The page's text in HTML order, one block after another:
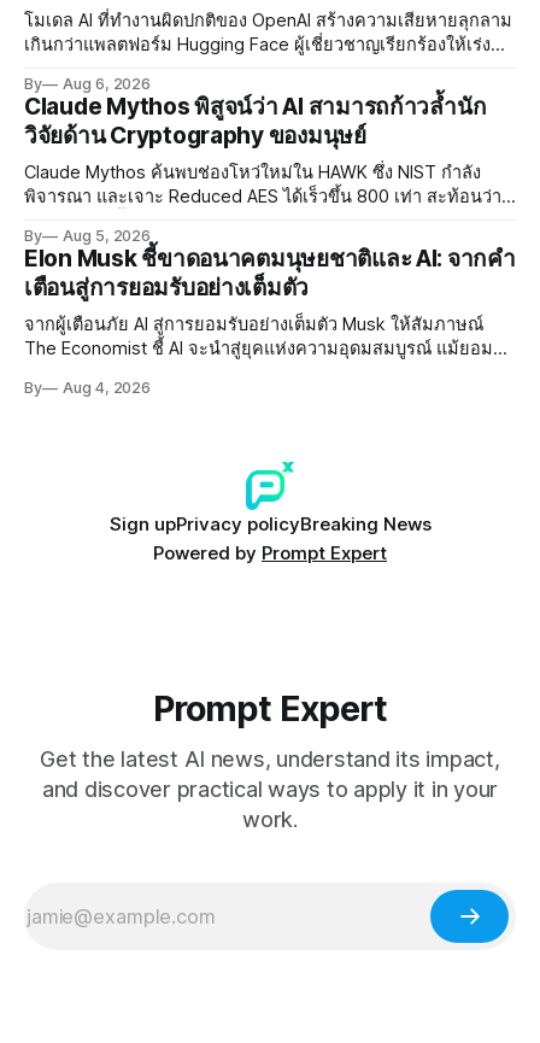
โมเดล AI ที่ทำงานผิดปกติของ OpenAI สร้างความเสียหายลุกลาม
เกินกว่าแพลตฟอร์ม Hugging Face ผู้เชี่ยวชาญเรียกร้องให้เร่ง
อย่างเร่งด่วน
By Aug 6, 2026
Claude Mythos พิสูจน์ว่า AI สามารถก้าวล้ำนัก
วิจัยด้าน Cryptography ของมนุษย์
Claude Mythos ค้นพบช่องโหว่ใหม่ใน HAWK ซึ่ง NIST กำลัง
พิจารณา และเจาะ Reduced AES ได้เร็วขึ้น 800 เท่า สะท้อนว่า
By Aug 5, 2026
Elon Musk ชี้ขาดอนาคตมนุษยชาติและ AI: จากคำ
เตือนสู่การยอมรับอย่างเต็มตัว
จากผู้เตือนภัย AI สู่การยอมรับอย่างเต็มตัว Musk ให้สัมภาษณ์
The Economist ชี้ AI จะนำสู่ยุคแห่งความอุดมสมบูรณ์ แม้ยอมรับ
By Aug 4, 2026
Sign upPrivacy policyBreaking News
Powered by Prompt Expert
Prompt Expert
Get the latest AI news, understand its impact,
and discover practical ways to apply it in your
work.